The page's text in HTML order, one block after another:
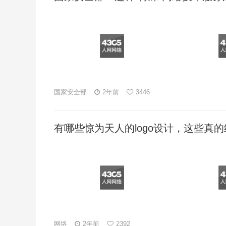
国家安全部 2年前 3446
有哪些惊为天人的logo设计，这些真
网络 2年前 2392